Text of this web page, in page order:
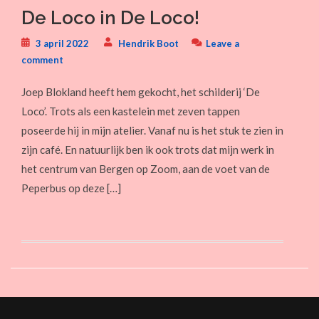
De Loco in De Loco!
3 april 2022 Hendrik Boot
Leave a
comment
Joep Blokland heeft hem gekocht, het schilderij ‘De
Loco’. Trots als een kastelein met zeven tappen
poseerde hij in mijn atelier. Vanaf nu is het stuk te zien in
zijn café. En natuurlijk ben ik ook trots dat mijn werk in
het centrum van Bergen op Zoom, aan de voet van de
Peperbus op deze […]